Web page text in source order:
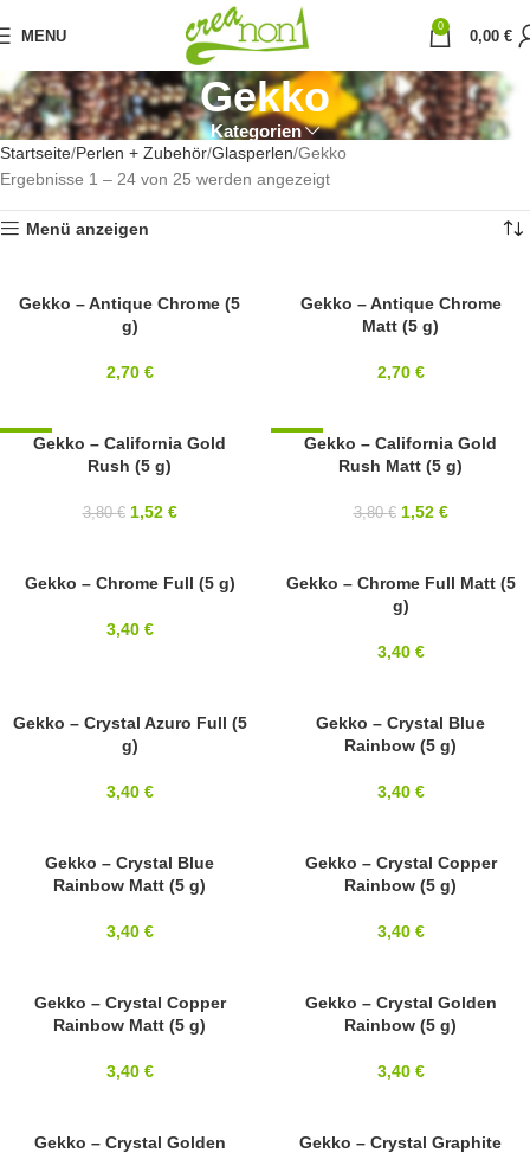
MENU
0
0,00 €
Gekko
Kategorien
Startseite Perlen + Zubehör Glasperlen Gekko
Ergebnisse 1 – 24 von 25 werden angezeigt
Menü anzeigen
3X5MM
Gekko – Antique Chrome (5
g)
2,70 €
3X5MM
Gekko – Antique Chrome
Matt (5 g)
2,70 €
-60%Gekko – California Gold
Rush (5 g)
3,80€ 1,52 €
-60%Gekko – California Gold
Rush Matt (5 g)
3,80€ 1,52 €
3X5MM
Gekko – Chrome Full (5 g)
3,40 €
3X5MM
Gekko – Chrome Full Matt (5
g)
3,40 €
3X5MM
Gekko – Crystal Azuro Full (5
g)
3,40 €
3X5MMGekko – Crystal Blue
Rainbow (5 g)
3,40 €
3X5MMGekko – Crystal Blue
Rainbow Matt (5 g)
3,40 €
3X5MMGekko – Crystal Copper
Rainbow (5 g)
3,40 €
3X5MMGekko – Crystal Copper
Rainbow Matt (5 g)
3,40 €
3X5MMGekko – Crystal Golden
Rainbow (5 g)
3,40 €
3X5MMGekko – Crystal Golden
3X5MM
Gekko – Crystal Graphite